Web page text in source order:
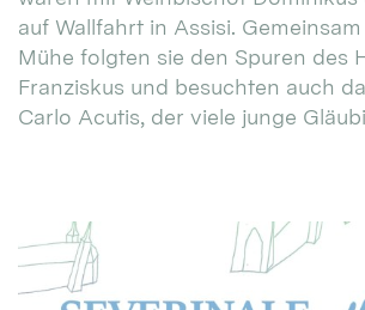
auf Wallfahrt in Assisi.
Mühe folgten sie den Spuren des
Franziskus und besuchten auch
Carlo Acutis, der viele junge